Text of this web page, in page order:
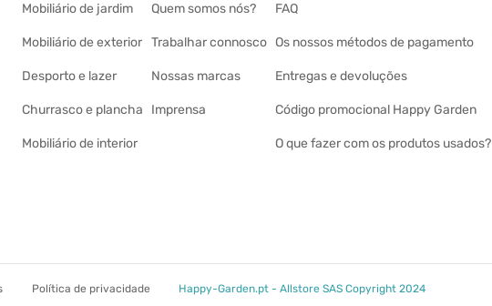
Mobiliário de jardim
Mobiliário de exterior
Desporto e lazer
Churrasco e plancha
Mobiliário de interior
Quem somos nós?
Trabalhar connosco
Nossas marcas
Imprensa
FAQ
Os nossos métodos de pagamento
Entregas e devoluções
Código promocional Happy Garden
O que fazer com os produtos usados?
Política de privacidade Happy-Garden.pt - Allstore SAS Copyright 2024